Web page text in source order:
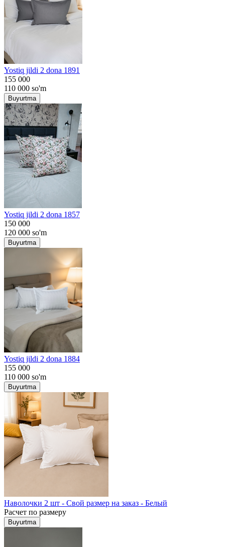
Yostiq jildi 2 dona 1891
155 000
110 000 so'm
Buyurtma
Yostiq jildi 2 dona 1857
150 000
120 000 so'm
Buyurtma
Yostiq jildi 2 dona 1884
155 000
110 000 so'm
Buyurtma
Наволочки 2 шт - Свой размер на заказ - Белый
Расчет по размеру
Buyurtma